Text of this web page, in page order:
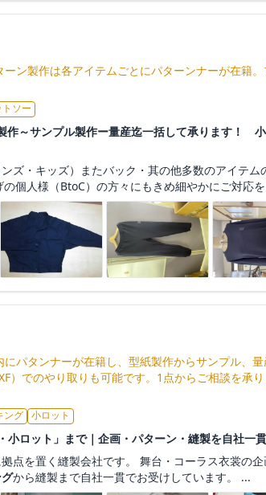
ーン製作は各アイテムごとにパターンナーが在籍。
トソー
～サンプル製作ー量産迄一括して承ります！ 小
ズ・キッズ）またバック・其の他多数のアイテム
個人様（BtoC）の方々にもきめ細やかにご対応
にパタンナーが在籍し、型紙製作からサンプル、
）でのやり取りも可能です。1点からご相談を承
ング 小ロット
小ロット」まで｜企画・パターン・縫製を自社一
点を置く縫製会社です。 舞台・コーラス衣裳の
から縫製まで自社一貫でお受けしています。 ...